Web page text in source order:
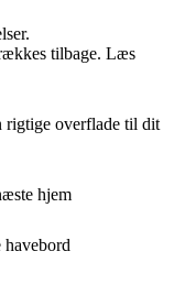
tilbage. Læs
rigtige overflade til dit
hjem